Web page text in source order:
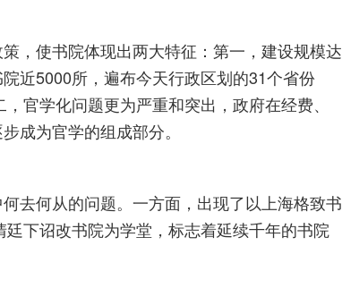
，使书院体现出两大特征：第一，建设规模达
近5000所，遍布今天行政区划的31个省份
官学化问题更为严重和突出，政府在经费、
成为官学的组成部分。
去何从的问题。一方面，出现了以上海格致书
下诏改书院为学堂，标志着延续千年的书院